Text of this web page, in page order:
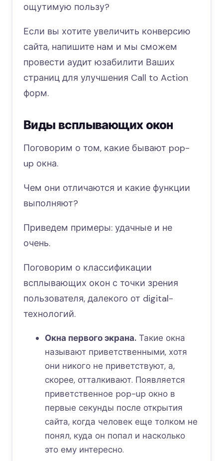
ощутимую пользу?
Если вы хотите увеличить конверсию
сайта, напишите нам и мы сможем
провести аудит юзабилити Ваших
страниц для улучшения Call to Action
форм.
Виды всплывающих окон
Поговорим о том, какие бывают pop-
up окна.
Чем они отличаются и какие функции
выполняют?
Приведем примеры: удачные и не
очень.
Поговорим о классификации
всплывающих окон с точки зрения
пользователя, далекого от digital-
технологий.
Окна первого экрана.Такие окна
называют приветственными, хотя
они никого не приветствуют, а,
скорее, отталкивают. Появляется
приветственное pop-up окно в
первые секунды после открытия
сайта, когда человек еще толком не
понял, куда он попал и насколько
это ему интересно.